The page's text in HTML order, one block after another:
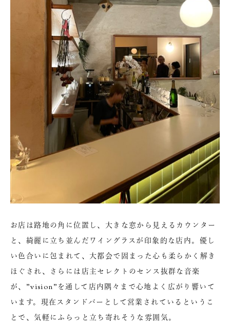
お店は路地の角に位置し、大きな窓から見えるカウンター
と、綺麗に立ち並んだワイングラスが印象的な店内。優し
い色合いに包まれて、大都会で固まった心も柔らかく解き
ほぐされ、さらには店主セレクトのセンス抜群な音楽
が、”vision”を通して店内隅々まで心地よく広がり響いて
います。現在スタンドバーとして営業されているというこ
とで、気軽にふらっと立ち寄れそうな雰囲気。